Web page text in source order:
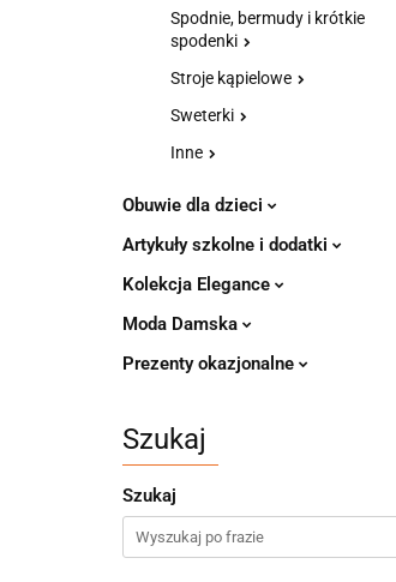
Spodnie, bermudy i krótkie
spodenki
Stroje kąpielowe
Sweterki
Inne
Obuwie dla dzieci
Artykuły szkolne i dodatki
Kolekcja Elegance
Moda Damska
Prezenty okazjonalne
Szukaj
Szukaj